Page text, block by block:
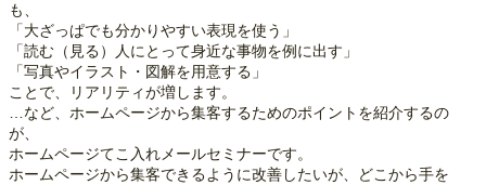
も、
「大ざっぱでも分かりやすい表現を使う」
「読む（見る）人にとって身近な事物を例に出す」
「写真やイラスト・図解を用意する」
ことで、リアリティが増します。
…など、ホームページから集客するためのポイントを紹介するの
が、
ホームページてこ入れメールセミナーです。
ホームページから集客できるように改善したいが、どこから手を